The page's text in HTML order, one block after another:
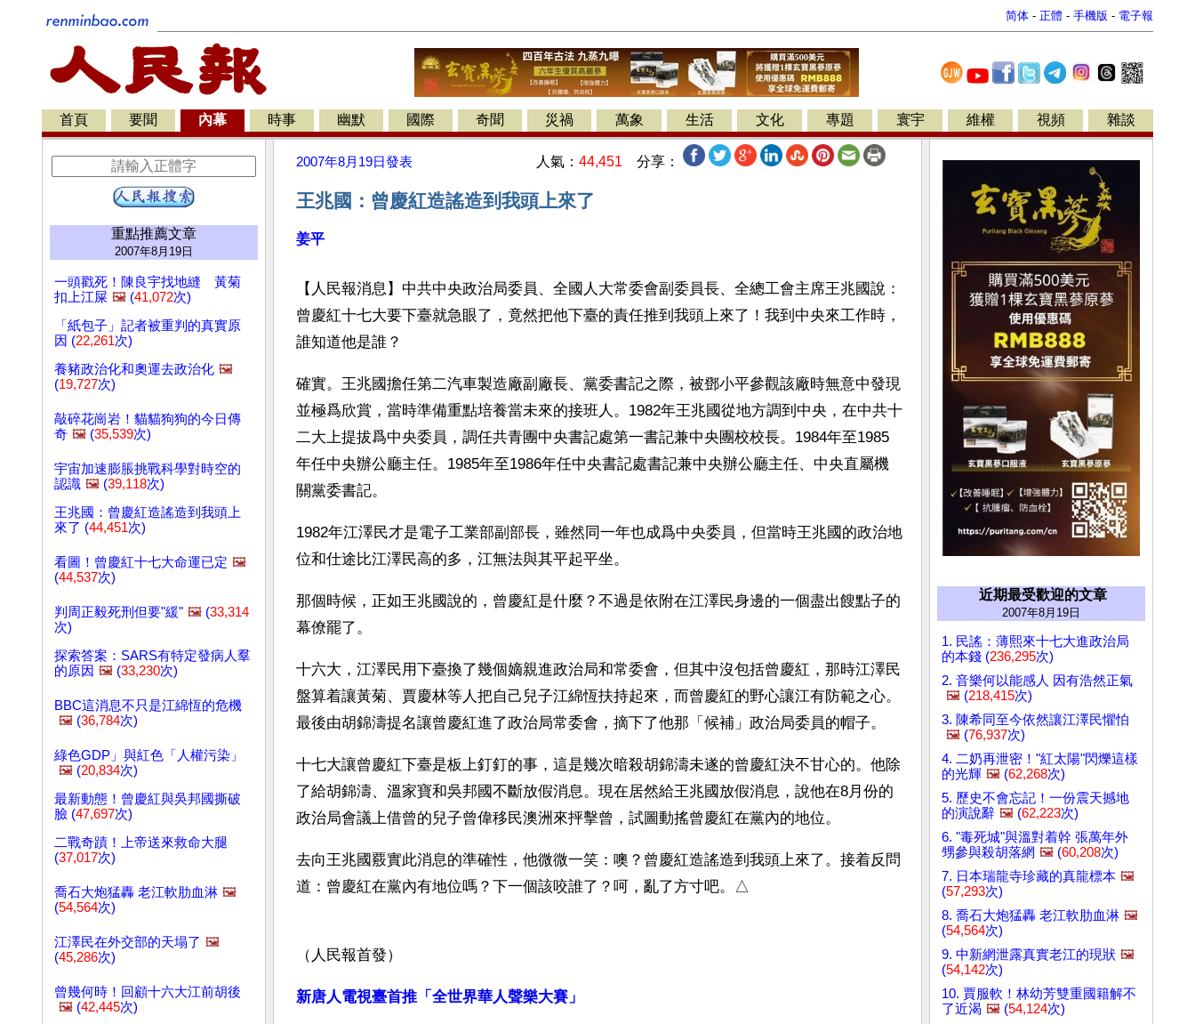
简体 - 正體 - 手機版 - 電子報
首頁 要聞 內幕 時事 幽默 國際 奇聞 災禍 萬象 生活 文化 專題 寰宇 維權 視頻 雜談
重點推薦文章
2007年8月19日
一頭戳死！陳良宇找地縫 黃菊
扣上江屎 🖼️ (41,072次)
「紙包子」記者被重判的真實原
因 (22,261次)
養豬政治化和奧運去政治化 🖼️
(19,727次)
敲碎花崗岩！貓貓狗狗的今日傳
奇 🖼️ (35,539次)
宇宙加速膨脹挑戰科學對時空的
認識 🖼️ (39,118次)
王兆國：曾慶紅造謠造到我頭上
來了 (44,451次)
看圖！曾慶紅十七大命運已定 🖼️
(44,537次)
判周正毅死刑但要"緩" 🖼️ (33,314
次)
探索答案：SARS有特定發病人羣
的原因 🖼️ (33,230次)
BBC這消息不只是江綿恆的危機
🖼️ (36,784次)
綠色GDP」與紅色「人權污染」
🖼️ (20,834次)
最新動態！曾慶紅與吳邦國撕破
臉 (47,697次)
二戰奇蹟！上帝送來救命大腿
(37,017次)
喬石大炮猛轟 老江軟肋血淋 🖼️
(54,564次)
江澤民在外交部的天塌了 🖼️
(45,286次)
曾幾何時！回顧十六大江前胡後
🖼️ (42,445次)
2007年8月19日發表 人氣： 44,451 分享：
王兆國：曾慶紅造謠造到我頭上來了
姜平
【人民報消息】中共中央政治局委員、全國人大常委會副委員長、全總工會主席王兆國說：
曾慶紅十七大要下臺就急眼了，竟然把他下臺的責任推到我頭上來了！我到中央來工作時，
誰知道他是誰？
確實。王兆國擔任第二汽車製造廠副廠長、黨委書記之際，被鄧小平參觀該廠時無意中發現
並極爲欣賞，當時準備重點培養當未來的接班人。1982年王兆國從地方調到中央，在中共十
二大上提拔爲中央委員，調任共青團中央書記處第一書記兼中央團校校長。1984年至1985
年任中央辦公廳主任。1985年至1986年任中央書記處書記兼中央辦公廳主任、中央直屬機
關黨委書記。
1982年江澤民才是電子工業部副部長，雖然同一年也成爲中央委員，但當時王兆國的政治地
位和仕途比江澤民高的多，江無法與其平起平坐。
那個時候，正如王兆國說的，曾慶紅是什麼？不過是依附在江澤民身邊的一個盡出餿點子的
幕僚罷了。
十六大，江澤民用下臺換了幾個嫡親進政治局和常委會，但其中沒包括曾慶紅，那時江澤民
盤算着讓黃菊、賈慶林等人把自己兒子江綿恆扶持起來，而曾慶紅的野心讓江有防範之心。
最後由胡錦濤提名讓曾慶紅進了政治局常委會，摘下了他那「候補」政治局委員的帽子。
十七大讓曾慶紅下臺是板上釘釘的事，這是幾次暗殺胡錦濤未遂的曾慶紅決不甘心的。他除
了給胡錦濤、溫家寶和吳邦國不斷放假消息。現在居然給王兆國放假消息，說他在8月份的
政治局會議上借曾的兒子曾偉移民澳洲來抨擊曾，試圖動搖曾慶紅在黨內的地位。
去向王兆國覈實此消息的準確性，他微微一笑：噢？曾慶紅造謠造到我頭上來了。接着反問
道：曾慶紅在黨內有地位嗎？下一個該咬誰了？呵，亂了方寸吧。△
（人民報首發）
新唐人電視臺首推「全世界華人聲樂大賽」
近期最受歡迎的文章
2007年8月19日
1. 民謠：薄熙來十七大進政治局
的本錢 (236,295次)
2. 音樂何以能感人 因有浩然正氣
🖼️ (218,415次)
3. 陳希同至今依然讓江澤民懼怕
🖼️ (76,937次)
4. 二奶再泄密！"紅太陽"閃爍這樣
的光輝 🖼️ (62,268次)
5. 歷史不會忘記！一份震天撼地
的演說辭 🖼️ (62,223次)
6. "毒死城"與溫對着幹 張萬年外
甥參與殺胡落網 🖼️ (60,208次)
7. 日本瑞龍寺珍藏的真龍標本 🖼️
(57,293次)
8. 喬石大炮猛轟 老江軟肋血淋 🖼️
(54,564次)
9. 中新網泄露真實老江的現狀 🖼️
(54,142次)
10. 賈服軟！林幼芳雙重國籍解不
了近渴 🖼️ (54,124次)